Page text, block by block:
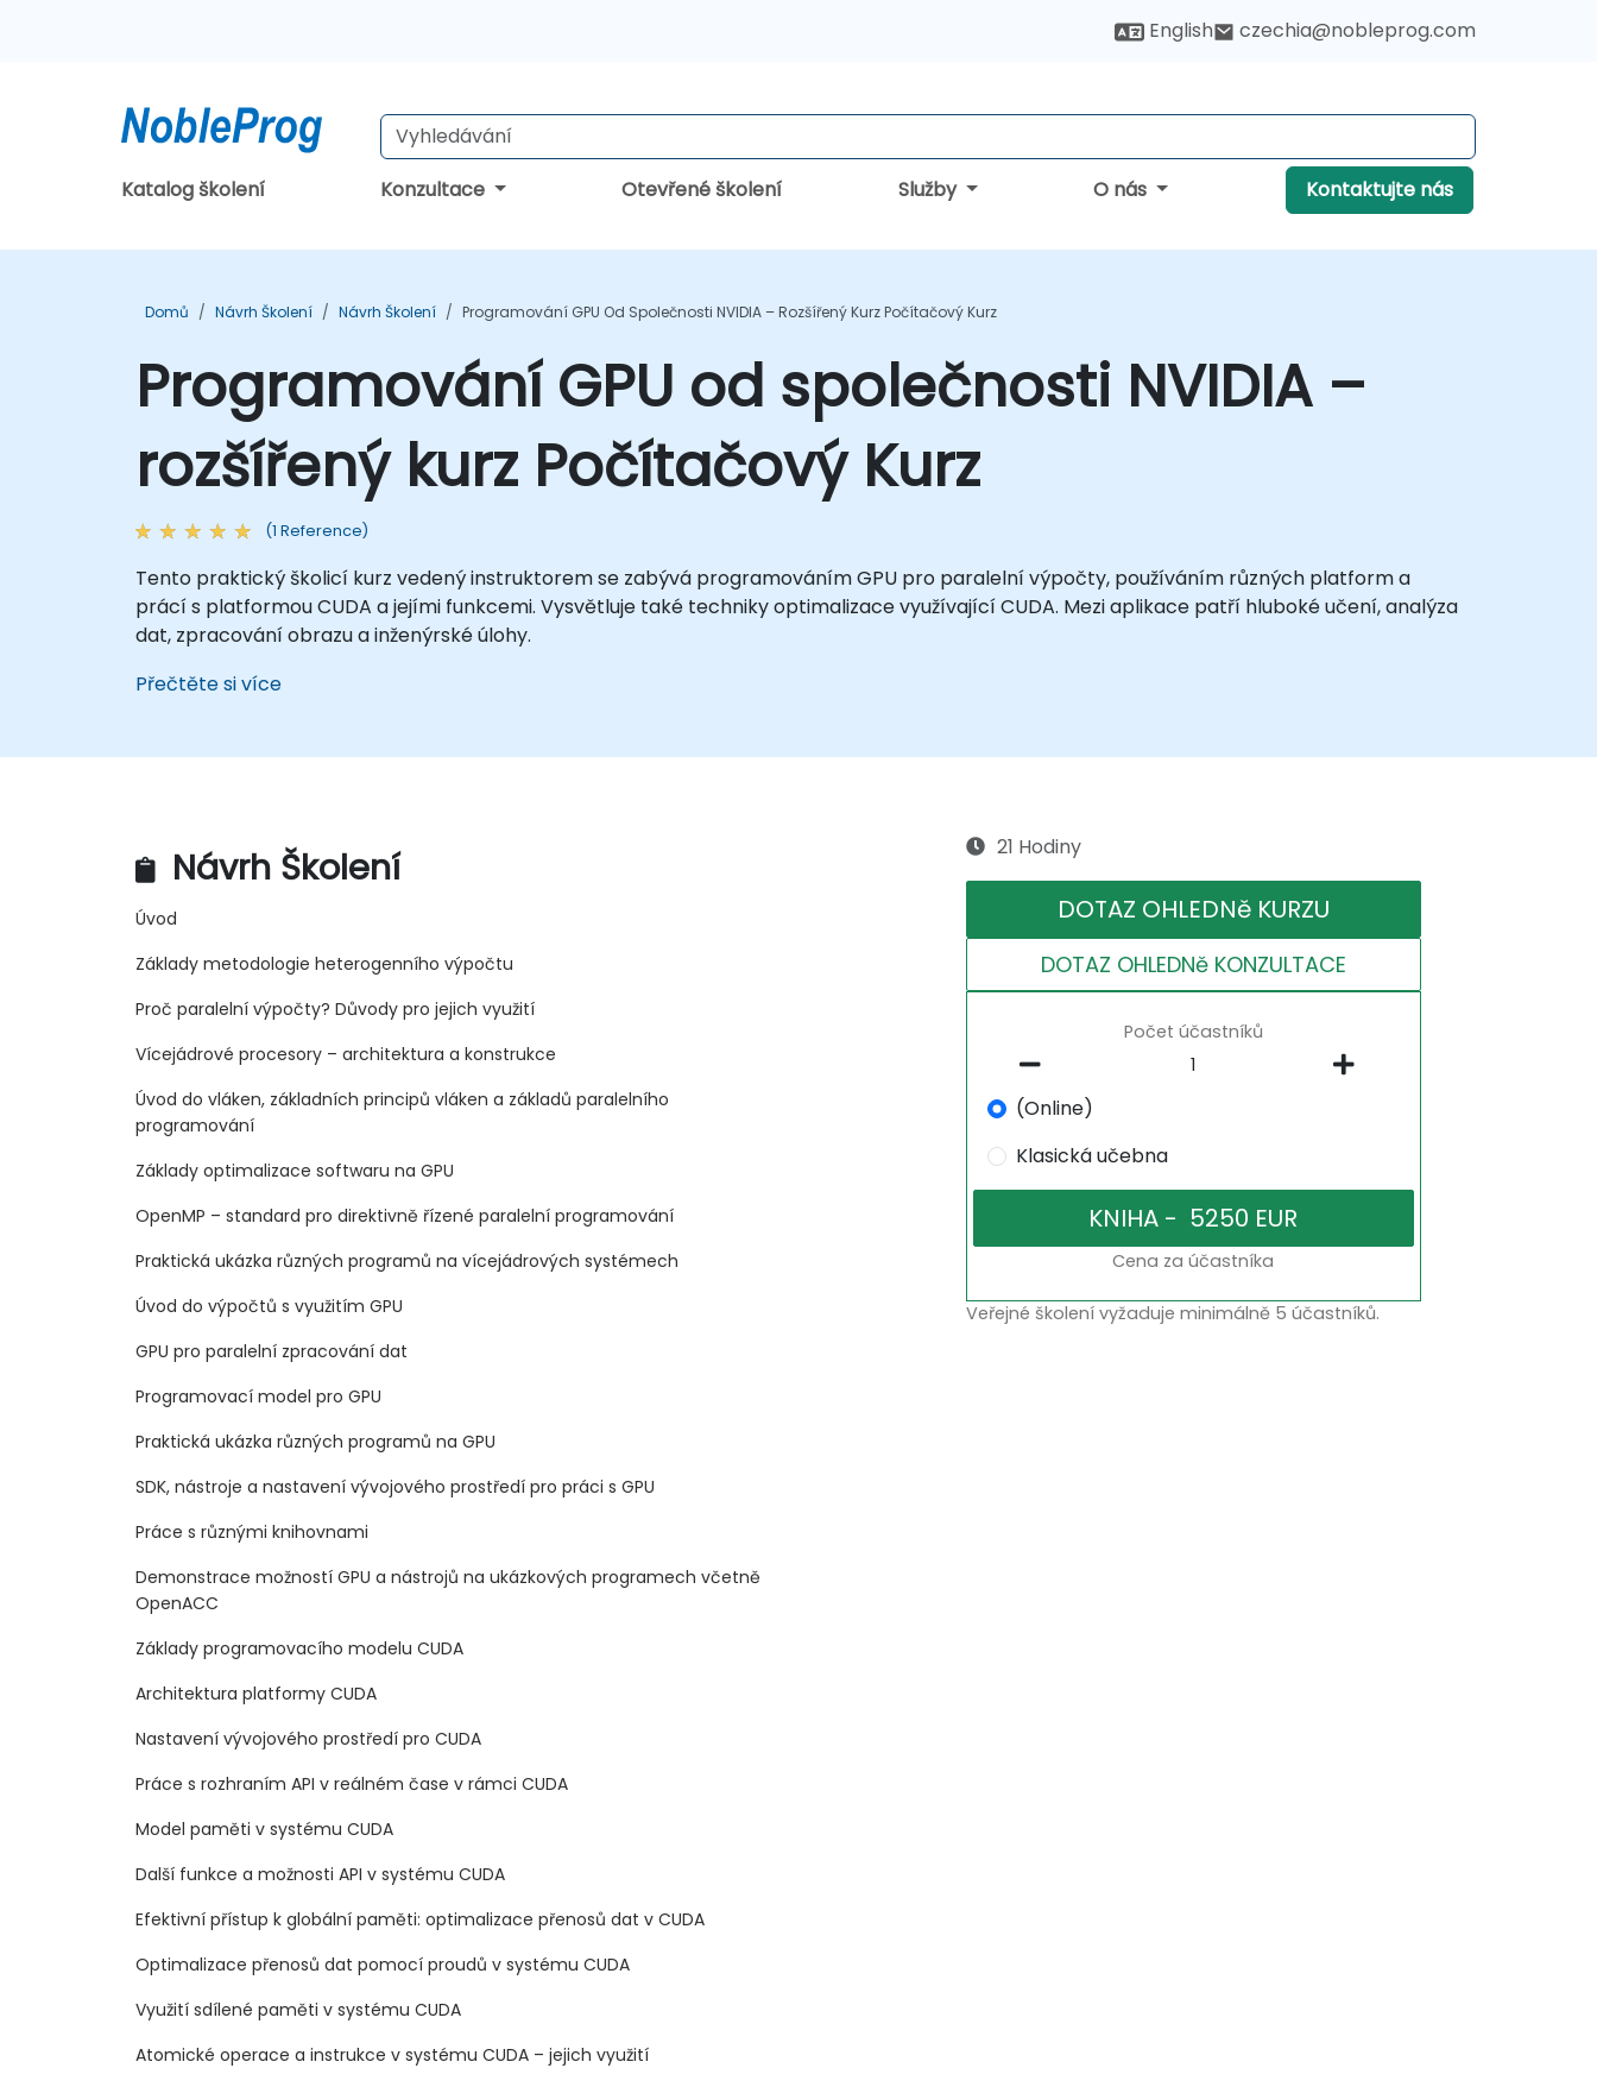
English czechia@nobleprog.com
Katalog školení Konzultace Otevřené školení Služby O nás Kontaktujte nás
Domů Návrh Školení Návrh Školení Programování GPU Od Společnosti NVIDIA – Rozšířený Kurz Počítačový Kurz
Programování GPU od společnosti NVIDIA –
rozšířený kurz Počítačový Kurz
(1 Reference)
Tento praktický školicí kurz vedený instruktorem se zabývá programováním GPU pro paralelní výpočty, používáním různých platform a
prácí s platformou CUDA a jejími funkcemi. Vysvětluje také techniky optimalizace využívající CUDA. Mezi aplikace patří hluboké učení, analýza
dat, zpracování obrazu a inženýrské úlohy.
Přečtěte si více
Návrh Školení
Úvod
Základy metodologie heterogenního výpočtu
Proč paralelní výpočty? Důvody pro jejich využití
Vícejádrové procesory – architektura a konstrukce
Úvod do vláken, základních principů vláken a základů paralelního
programování
Základy optimalizace softwaru na GPU
OpenMP – standard pro direktivně řízené paralelní programování
Praktická ukázka různých programů na vícejádrových systémech
Úvod do výpočtů s využitím GPU
GPU pro paralelní zpracování dat
Programovací model pro GPU
Praktická ukázka různých programů na GPU
SDK, nástroje a nastavení vývojového prostředí pro práci s GPU
Práce s různými knihovnami
Demonstrace možností GPU a nástrojů na ukázkových programech včetně
OpenACC
Základy programovacího modelu CUDA
Architektura platformy CUDA
Nastavení vývojového prostředí pro CUDA
Práce s rozhraním API v reálném čase v rámci CUDA
Model paměti v systému CUDA
Další funkce a možnosti API v systému CUDA
Efektivní přístup k globální paměti: optimalizace přenosů dat v CUDA
Optimalizace přenosů dat pomocí proudů v systému CUDA
Využití sdílené paměti v systému CUDA
Atomické operace a instrukce v systému CUDA – jejich využití
21 Hodiny
DOTAZ OHLEDNě KURZU
DOTAZ OHLEDNě KONZULTACE
Počet účastníků
(Online)
Klasická učebna
Cena za účastníka
Veřejné školení vyžaduje minimálně 5 účastníků.